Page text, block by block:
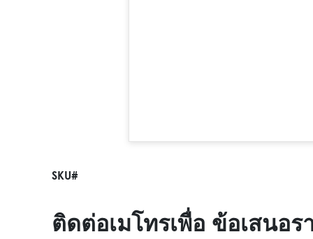
SKU#
ติดต่อเมโทรเพื่อ ข้อเสนอร